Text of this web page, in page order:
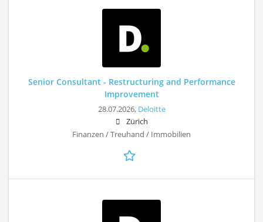
Senior Consultant - Restructuring and Performance
Improvement
28.07.2026, Deloitte
Zürich
Finanzen / Treuhand / Immobilien